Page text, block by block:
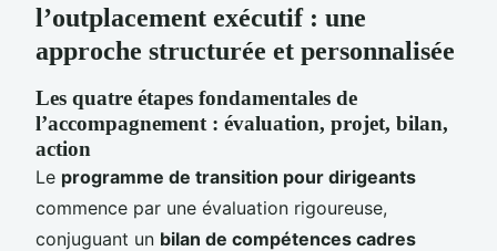
l’outplacement exécutif : une
approche structurée et personnalisée
Les quatre étapes fondamentales de
l’accompagnement : évaluation, projet, bilan,
action
Le programme de transition pour dirigeants
commence par une évaluation rigoureuse,
conjuguant un bilan de compétences cadres